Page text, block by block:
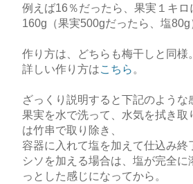
例えば16％だったら、果実１キロ
160g（果実500gだったら、塩80g
作り方は、どちらも梅干しと同様。
詳しい作り方はこちら 。
ざっくり説明すると下記のような
果実を水で洗って、水気を拭き取
は竹串で取り除き、
容器に入れて塩を加えて仕込み終
シソを加える場合は、塩が完全に
っとした感じになってから。